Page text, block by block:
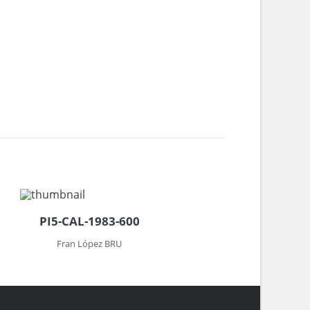
PI5-CAL-1983-600
Fran López BRU